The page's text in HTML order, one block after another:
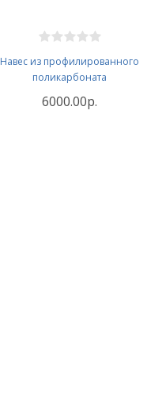
Навес из профилированного
поликарбоната
6000.00р.